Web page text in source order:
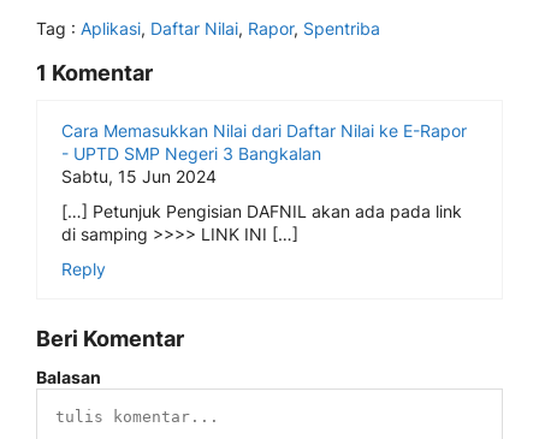
Tag : Aplikasi, Daftar Nilai, Rapor, Spentriba
1 Komentar
Cara Memasukkan Nilai dari Daftar Nilai ke E-Rapor
- UPTD SMP Negeri 3 Bangkalan
Sabtu, 15 Jun 2024
[…] Petunjuk Pengisian DAFNIL akan ada pada link
di samping >>>> LINK INI […]
Reply
Beri Komentar
Balasan